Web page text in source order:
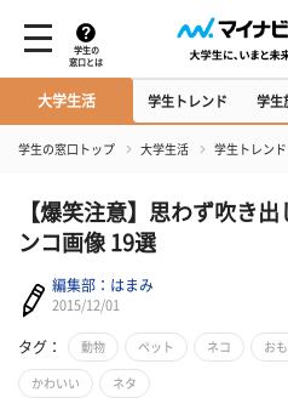
学生の
窓口とは
大学生活 学生トレンド 学生
学生の窓口トップ 大学生活 学生トレンド
【爆笑注意】思わず吹き
ンコ画像 19選
編集部：はまみ
2015/12/01
タグ： 動物 ペット ネコ お
かわいい ネタ